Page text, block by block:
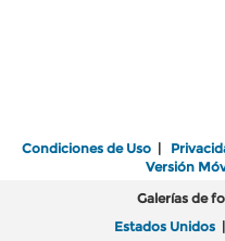
Condiciones de Uso |
Versión
Galerías de
Estados Unidos